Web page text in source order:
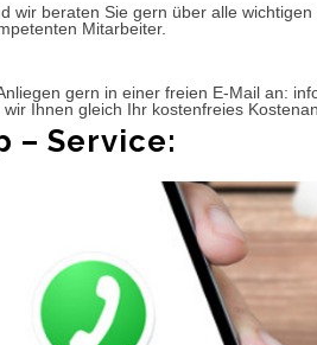
wir beraten Sie gern über alle
Mitarbeiter.
gern in einer freien E-Mail an:
Ihnen gleich Ihr kostenfreies
– Service: